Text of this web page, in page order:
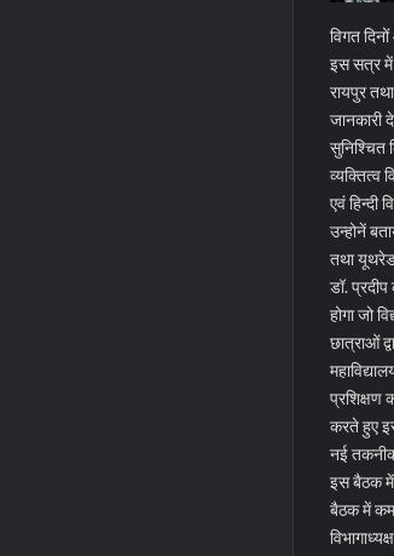
विगत
इस सत्र में
रायपुर
जानकारी
सुनिश्चित
व्यक्तित्व
एवं हिन्दी
उन्होनें
तथा
डॉ.
होगा जो
छात्राओं
प्रशिक्षण
करते हुए
नई
इस बैठक में
बैठक में